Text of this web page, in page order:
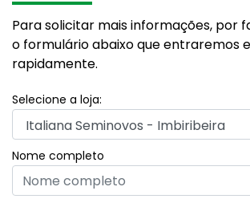
Para solicitar mais informações, por
o formulário abaixo que entraremos
rapidamente.
Selecione a loja:
Nome completo